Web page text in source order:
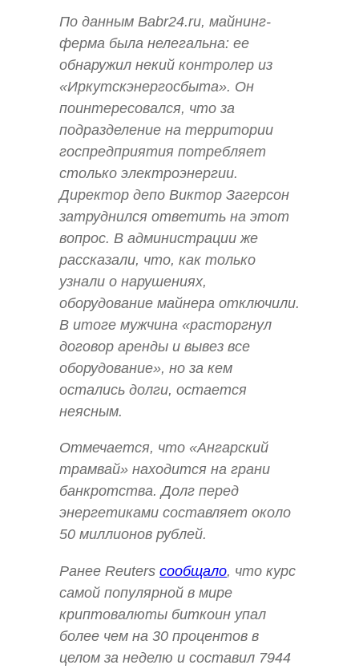
По данным Babr24.ru, майнинг-
ферма была нелегальна: ее
обнаружил некий контролер из
«Иркутскэнергосбыта». Он
поинтересовался, что за
подразделение на территории
госпредприятия потребляет
столько электроэнергии.
Директор депо Виктор Загерсон
затруднился ответить на этот
вопрос. В администрации же
рассказали, что, как только
узнали о нарушениях,
оборудование майнера отключили.
В итоге мужчина «расторгнул
договор аренды и вывез все
оборудование», но за кем
остались долги, остается
неясным.
Отмечается, что «Ангарский
трамвай» находится на грани
банкротства. Долг перед
энергетиками составляет около
50 миллионов рублей.
Ранее Reuters сообщало, что курс
самой популярной в мире
криптовалюты биткоин упал
более чем на 30 процентов в
целом за неделю и составил 7944